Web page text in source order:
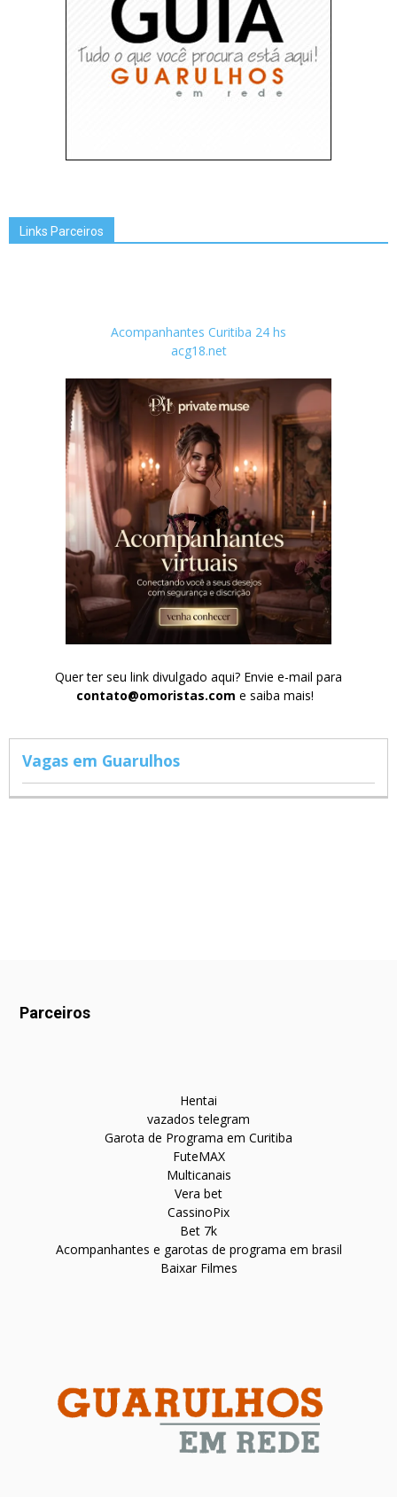
Links Parceiros
Acompanhantes Curitiba 24 hs
acg18.net
Quer ter seu link divulgado aqui? Envie e-mail para
contato@omoristas.com e saiba mais!
Vagas em Guarulhos
Parceiros
Hentai
vazados telegram
Garota de Programa em Curitiba
FuteMAX
Multicanais
Vera bet
CassinoPix
Bet 7k
Acompanhantes e garotas de programa em brasil
Baixar Filmes